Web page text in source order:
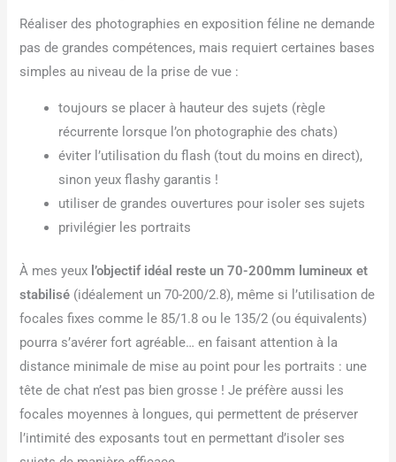
Réaliser des photographies en exposition féline ne demande
pas de grandes compétences, mais requiert certaines bases
simples au niveau de la prise de vue :
toujours se placer à hauteur des sujets (règle
récurrente lorsque l’on photographie des chats)
éviter l’utilisation du flash (tout du moins en direct),
sinon yeux flashy garantis !
utiliser de grandes ouvertures pour isoler ses sujets
privilégier les portraits
À mes yeux l’objectif idéal reste un 70-200mm lumineux et
stabilisé (idéalement un 70-200/2.8), même si l’utilisation de
focales fixes comme le 85/1.8 ou le 135/2 (ou équivalents)
pourra s’avérer fort agréable… en faisant attention à la
distance minimale de mise au point pour les portraits : une
tête de chat n’est pas bien grosse ! Je préfère aussi les
focales moyennes à longues, qui permettent de préserver
l’intimité des exposants tout en permettant d’isoler ses